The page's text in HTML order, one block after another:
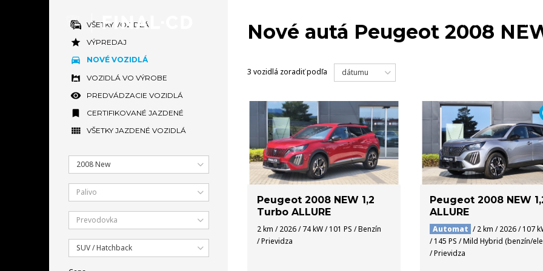
MODELY NA
VŠETKY VOZIDLÁ
VÝPREDAJ
NOVÉ VOZIDLÁ
VOZIDLÁ VO VÝROBE
PREDVÁDZACIE VOZIDLÁ
CERTIFIKOVANÉ JAZDENÉ
VŠETKY JAZDENÉ VOZIDLÁ
2008 New
Palivo
Prevodovka
SUV / Hatchback
Nové autá Peugeot 2008
3 vozidlá zoradiť podľa dátumu
Peugeot 2008 NEW 1,2
Turbo ALLURE
2 km / 2026 / 74 kW / 101 PS / Benzín
/ Prievidza
Peugeot 2008 NEW
ALLURE
Automat / 2 km / 2026 / 107
/ 145 PS / Mild Hybrid (benzín/
/ Prievidza